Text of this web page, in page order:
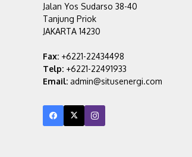
Jalan Yos Sudarso 38-40
Tanjung Priok
JAKARTA 14230
Fax: +6221-22434498
Telp: +6221-22491933
Email: admin@situsenergi.com